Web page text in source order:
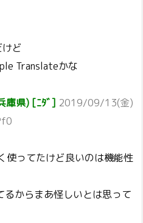
ど
Translateかな
庫県) [ﾆﾀﾞ] 2019/09/13(金)
使ってたけど良いのは機能性
るからまあ怪しいとは思って